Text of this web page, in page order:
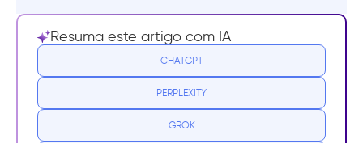
Resumo
O que é o Intercom Fin?
O que torna o Fin diferente?
Resuma este artigo com IA
CHATGPT
PERPLEXITY
GROK